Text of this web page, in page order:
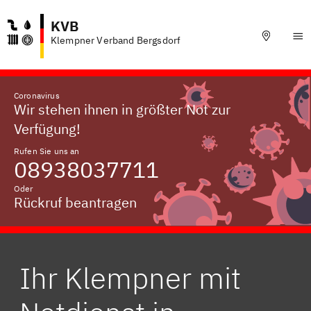
KVB
Klempner Verband Bergsdorf
Coronavirus
Wir stehen ihnen in größter Not zur
Verfügung!
Rufen Sie uns an
08938037711
Oder
Rückruf beantragen
Ihr Klempner mit